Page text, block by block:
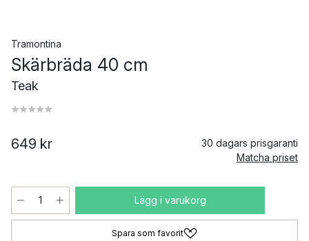
Tramontina
Skärbräda 40 cm
Teak
649 kr
30 dagars prisgaranti
Matcha priset
Lägg i varukorg
Spara som favorit